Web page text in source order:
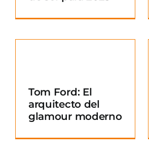
Tom Ford: El
arquitecto del
glamour moderno
¡Comodidad y
estilo para
cualquier edad!